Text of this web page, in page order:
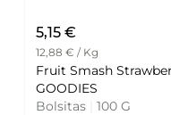
5,15 €
12,88 € / Kg
Fruit Smash
GOODIES
Bolsitas
100 G